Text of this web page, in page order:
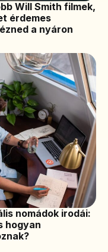
Will Smith filmek,
érdemes
a nyáron
nomádok irodái:
hogyan